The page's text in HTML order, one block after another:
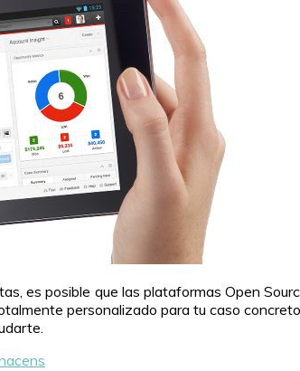
es posible que las plataformas Open
personalizado para tu caso